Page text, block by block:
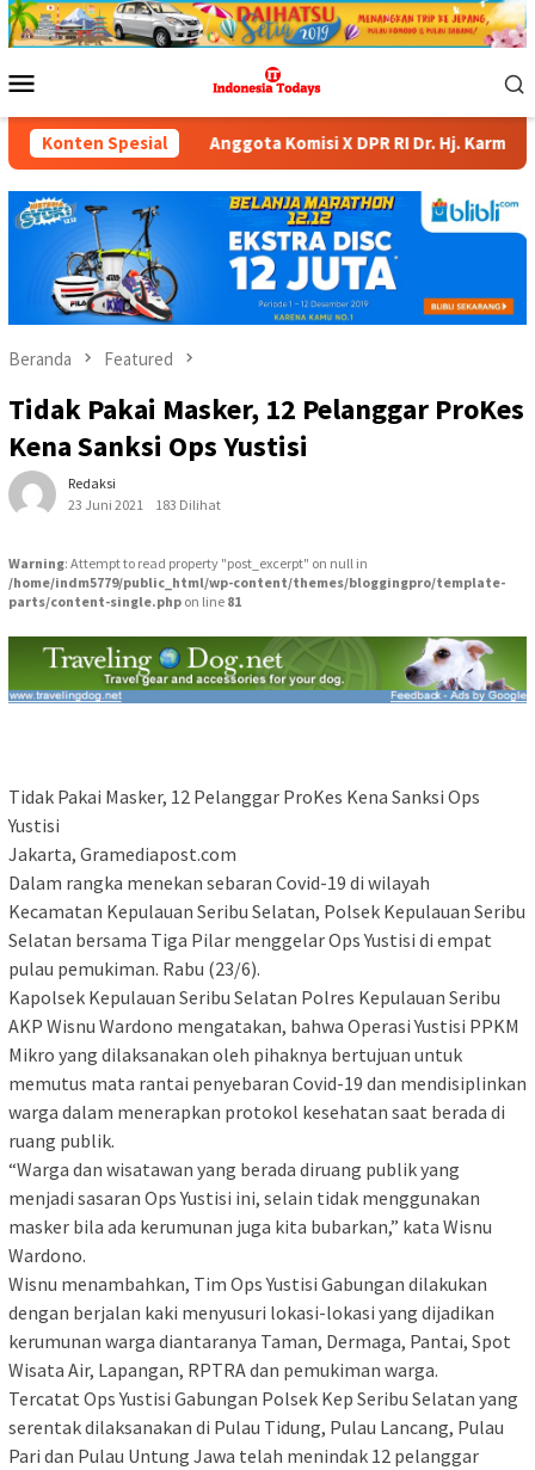
Loncat
ke
Mobile
Konten Spesial
Anggota Komisi X DPR RI Dr. Hj. Karmila Sari, S.Kom.,
Beranda Featured
Tidak Pakai Masker, 12 Pelanggar ProKes
Kena Sanksi Ops Yustisi
Redaksi
23 Juni 2021
183 Dilihat
Warning: Attempt to read property "post_excerpt" on null in
/home/indm5779/public_html/wp-content/themes/bloggingpro/template-
parts/content-single.php on line 81
Tidak Pakai Masker, 12 Pelanggar ProKes Kena Sanksi Ops
Yustisi
Jakarta, Gramediapost.com
Dalam rangka menekan sebaran Covid-19 di wilayah
Kecamatan Kepulauan Seribu Selatan, Polsek Kepulauan Seribu
Selatan bersama Tiga Pilar menggelar Ops Yustisi di empat
pulau pemukiman. Rabu (23/6).
Kapolsek Kepulauan Seribu Selatan Polres Kepulauan Seribu
AKP Wisnu Wardono mengatakan, bahwa Operasi Yustisi PPKM
Mikro yang dilaksanakan oleh pihaknya bertujuan untuk
memutus mata rantai penyebaran Covid-19 dan mendisiplinkan
warga dalam menerapkan protokol kesehatan saat berada di
ruang publik.
“Warga dan wisatawan yang berada diruang publik yang
menjadi sasaran Ops Yustisi ini, selain tidak menggunakan
masker bila ada kerumunan juga kita bubarkan,” kata Wisnu
Wardono.
Wisnu menambahkan, Tim Ops Yustisi Gabungan dilakukan
dengan berjalan kaki menyusuri lokasi-lokasi yang dijadikan
kerumunan warga diantaranya Taman, Dermaga, Pantai, Spot
Wisata Air, Lapangan, RPTRA dan pemukiman warga.
Tercatat Ops Yustisi Gabungan Polsek Kep Seribu Selatan yang
serentak dilaksanakan di Pulau Tidung, Pulau Lancang, Pulau
Pari dan Pulau Untung Jawa telah menindak 12 pelanggar